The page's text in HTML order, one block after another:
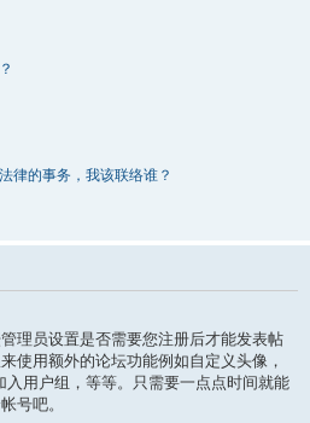
律的事务，我该联络谁？
理员设置是否需要您注册后才能发表帖
使用额外的论坛功能例如自定义头像，
用户组，等等。只需要一点点时间就能
号吧。